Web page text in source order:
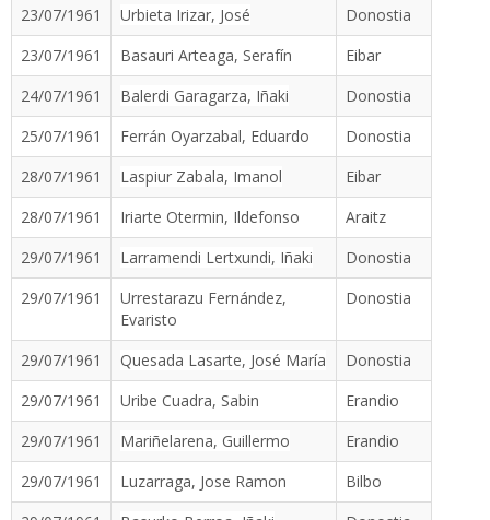
23/07/1961
Urbieta Irizar, José
Donostia
23/07/1961
Basauri Arteaga, Serafín
Eibar
24/07/1961
Balerdi Garagarza, Iñaki
Donostia
25/07/1961
Ferrán Oyarzabal, Eduardo
Donostia
28/07/1961
Laspiur Zabala, Imanol
Eibar
28/07/1961
Iriarte Otermin, Ildefonso
Araitz
29/07/1961
Larramendi Lertxundi, Iñaki
Donostia
29/07/1961
Urrestarazu Fernández,
Evaristo
Donostia
29/07/1961 Quesada Lasarte, José María
Donostia
29/07/1961
Uribe Cuadra, Sabin
Erandio
29/07/1961
Mariñelarena, Guillermo
Erandio
29/07/1961
Luzarraga, Jose Ramon
Bilbo